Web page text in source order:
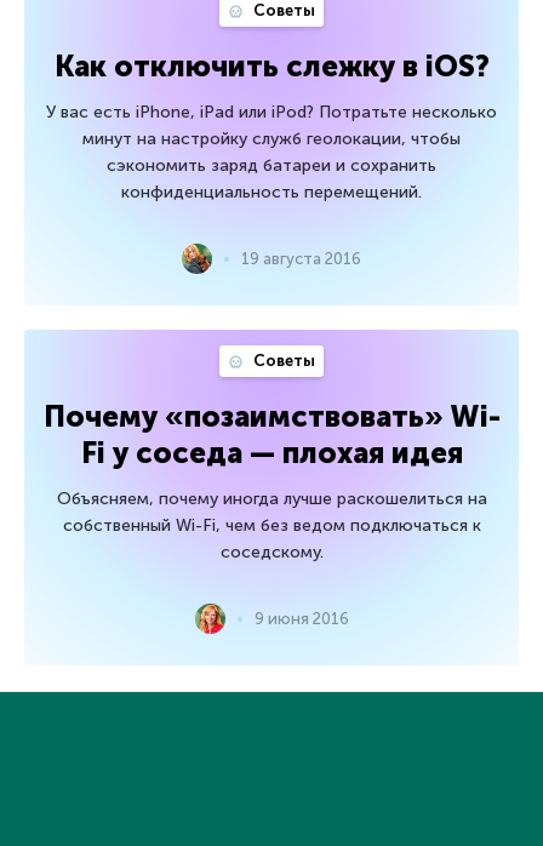
Советы
Как отключить слежку в iOS?
У вас есть iPhone, iPad или iPod? Потратьте несколько
минут на настройку служб геолокации, чтобы
сэкономить заряд батареи и сохранить
конфиденциальность перемещений.
19 августа 2016
Советы
Почему «позаимствовать» Wi-
Fi у соседа — плохая идея
Объясняем, почему иногда лучше раскошелиться на
собственный Wi-Fi, чем без ведом подключаться к
соседскому.
9 июня 2016